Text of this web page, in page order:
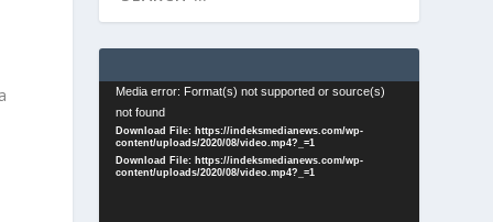
Video
Player
Media error: Format(s) not supported or source(s)
not found
Download File: https://indeksmedianews.com/wp-
content/uploads/2020/08/video.mp4?_=1
Download File: https://indeksmedianews.com/wp-
content/uploads/2020/08/video.mp4?_=1